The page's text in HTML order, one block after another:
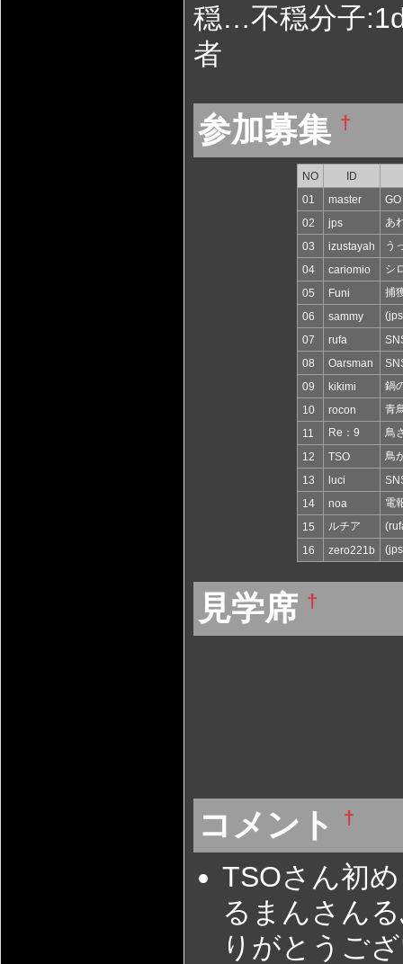
穏…不穏分子
者
参加募集 †
NO
ID
01
master
GO
02
jps あ
03 izustayah う
04 cariomio シ
05 Funi 捕
06 sammy
07 rufa
08
Oarsman
09
kikimi 鍋
10 rocon 青
11 Re：9 鳥
12 TSO 鳥
13 luci
14
noa 電
15 ルチア
16 zero221b
見学席 †
コメント †
TSOさん初
るまんさん
りがとうご